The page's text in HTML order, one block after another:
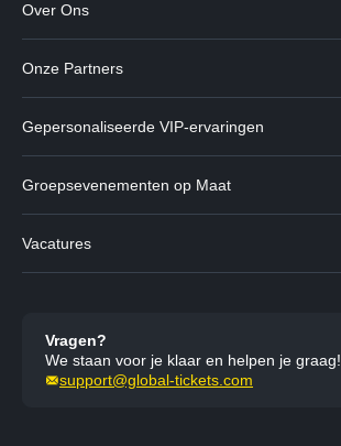
Over Ons
Onze Partners
Gepersonaliseerde VIP-ervaringen
Groepsevenementen op Maat
Vacatures
Vragen?
We staan voor je klaar en helpen je graag!
support@global-tickets.com